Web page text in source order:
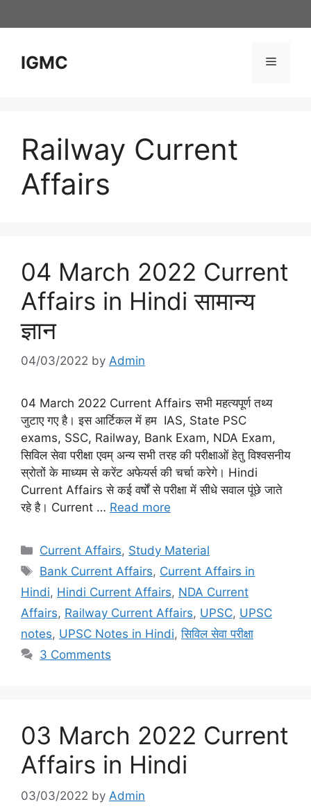
to
IGMC Menu
Railway Current
Affairs
04 March 2022 Current
Affairs in Hindi सामान्य
ज्ञान
04/03/2022 by Admin
04 March 2022 Current Affairs सभी महत्यपूर्ण तथ्य
जुटाए गए है। इस आर्टिकल में हम IAS, State PSC
exams, SSC, Railway, Bank Exam, NDA Exam,
सिविल सेवा परीक्षा एवम् अन्य सभी तरह की परीक्षाओं हेतु विश्वसनीय
स्रोतों के माध्यम से करेंट अफेयर्स की चर्चा करेगे। Hindi
Current Affairs से कई वर्षों से परीक्षा में सीधे सवाल पूंछे जाते
रहे है। Current … Read more
Categories
Current Affairs, Study Material
Tags
Bank Current Affairs, Current Affairs in
Hindi, Hindi Current Affairs, NDA Current
Affairs, Railway Current Affairs, UPSC, UPSC
notes, UPSC Notes in Hindi,सिविल सेवा परीक्षा
3 Comments
03 March 2022 Current
Affairs in Hindi
03/03/2022 by Admin